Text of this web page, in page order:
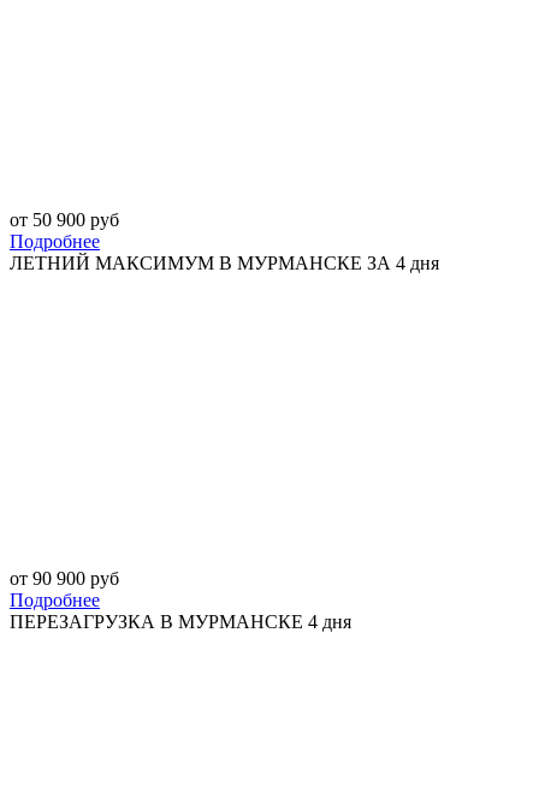
от 50 900 руб
Подробнее
ЛЕТНИЙ МАКСИМУМ В МУРМАНСКЕ ЗА 4 дня
от 90 900 руб
Подробнее
ПЕРЕЗАГРУЗКА В МУРМАНСКЕ 4 дня